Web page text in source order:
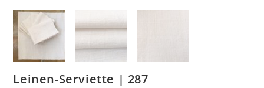
Leinen-Serviette | 287